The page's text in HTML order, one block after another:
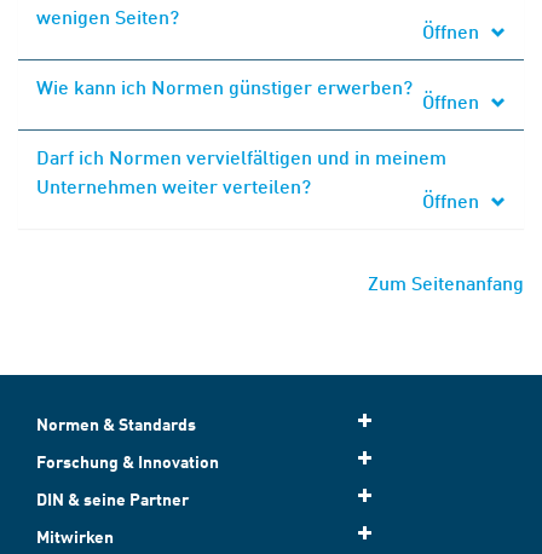
wenigen Seiten?
Öffnen
Wie kann ich Normen günstiger erwerben?
Öffnen
Darf ich Normen vervielfältigen und in meinem
Unternehmen weiter verteilen?
Öffnen
Zum Seitenanfang
Normen & Standards
Forschung & Innovation
DIN & seine Partner
Mitwirken